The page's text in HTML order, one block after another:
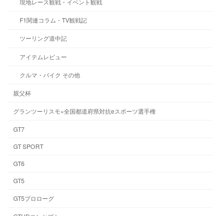
現地レース観戦・イベント観戦
F1関連コラム・TV観戦記
ツーリング道中記
アイテムレビュー
クルマ・バイク その他
親父杯
グランツーリスモ×全国都道府県対抗eスポーツ選手権
GT7
GT SPORT
GT6
GT5
GT5プロローグ